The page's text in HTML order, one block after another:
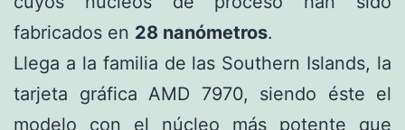
fabricados en 28 nanómetros.
Llega a la familia de las Southern Islands, la
tarjeta gráfica AMD 7970, siendo éste el
modelo con el núcleo más potente que